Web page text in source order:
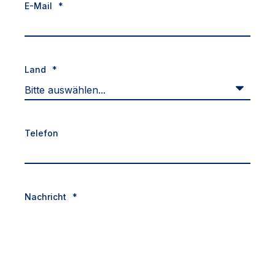
E-Mail *
Land *
Telefon
Nachricht *